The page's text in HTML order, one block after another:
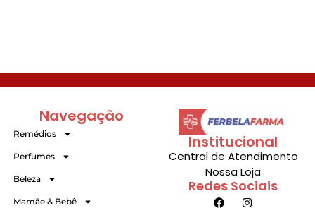
Institucional
Central de Atendimento
Nossa Loja
Redes Sociais
Navegação
Remédios
Perfumes
Beleza
Mamãe & Bebê